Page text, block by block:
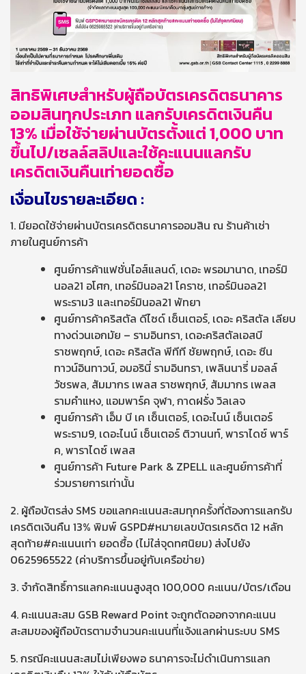
สิทธิพิเศษสำหรับผู้ถือบัตรเครดิตธนาคาร
ออมสินทุกประเภท แลกรับเครดิตเงินคืน
13% เมื่อใช้จ่ายผ่านบัตรตั้งแต่ 1,000 บาท
ขึ้นไป/เซลล์สลิปและใช้คะแนนแลกรับ
เครดิตเงินคืนเท่ายอดซื้อ
เงื่อนไขรายละเอียด :
1. มียอดใช้จ่ายผ่านบัตรเครดิตธนาคารออมสิน ณ ร้านค้าเช่า
ภายในศูนย์การค้า
ศูนย์การค้าแฟชั่นไอส์แลนด์, เดอะ พรอมานาด, เทอร์มิ
นอล21 อโศก, เทอร์มินอล21 โคราช, เทอร์มินอล21
พระราม3 และเทอร์มินอล21 พัทยา
ศูนย์การค้าคริสตัล ดีไซด์ เซ็นเตอร์, เดอะ คริสตัล เลียบ
ทางด่วนเอกมัย – รามอินทรา, เดอะคริสตัลเอสบี
ราชพฤกษ์, เดอะ คริสตัล พีทีที ชัยพฤกษ์, เดอะ ซีน
ทาวน์อินทาวน์, อมอรินี่ รามอินทรา, เพลินนารี่ มอลล์
วัชรพล, สัมมากร เพลส ราชพฤกษ์, สัมมากร เพลส
รามคำแหง, แอมพาร์ค จุฬา, กาดฝรั่ง วิลเลจ
ศูนย์การค้า เอ็ม บี เค เซ็นเตอร์, เดอะไนน์ เซ็นเตอร์
พระราม9, เดอะไนน์ เซ็นเตอร์ ติวานนท์, พาราไดซ์ พาร์
ค, พาราไดซ์ เพลส
ศูนย์การค้า Future Park & ZPELL และศูนย์การค้าที่
ร่วมรายการเท่านั้น
2. ผู้ถือบัตรส่ง SMS ขอแลกคะแนนสะสมทุกครั้งที่ต้องการแลกรับ
เครดิตเงินคืน 13% พิมพ์ GSPD#หมายเลขบัตรเครดิต 12 หลัก
สุดท้าย#คะแนนเท่า ยอดซื้อ (ไม่ใส่จุดทศนิยม) ส่งไปยัง
0625965522 (ค่าบริการขึ้นอยู่กับเครือข่าย)
3. จำกัดสิทธิ์การแลกคะแนนสูงสุด 100,000 คะแนน/บัตร/เดือน
4. คะแนนสะสม GSB Reward Point จะถูกตัดออกจากคะแนน
สะสมของผู้ถือบัตรตามจำนวนคะแนนที่แจ้งแลกผ่านระบบ SMS
5. กรณีคะแนนสะสมไม่เพียงพอ ธนาคารจะไม่ดำเนินการแลก